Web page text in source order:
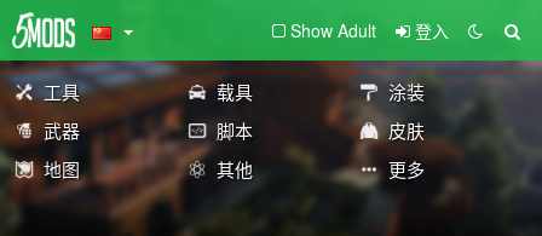
Show Adult 登入
工具 载具
涂装
武器
脚本
皮肤
地图
其他 更多